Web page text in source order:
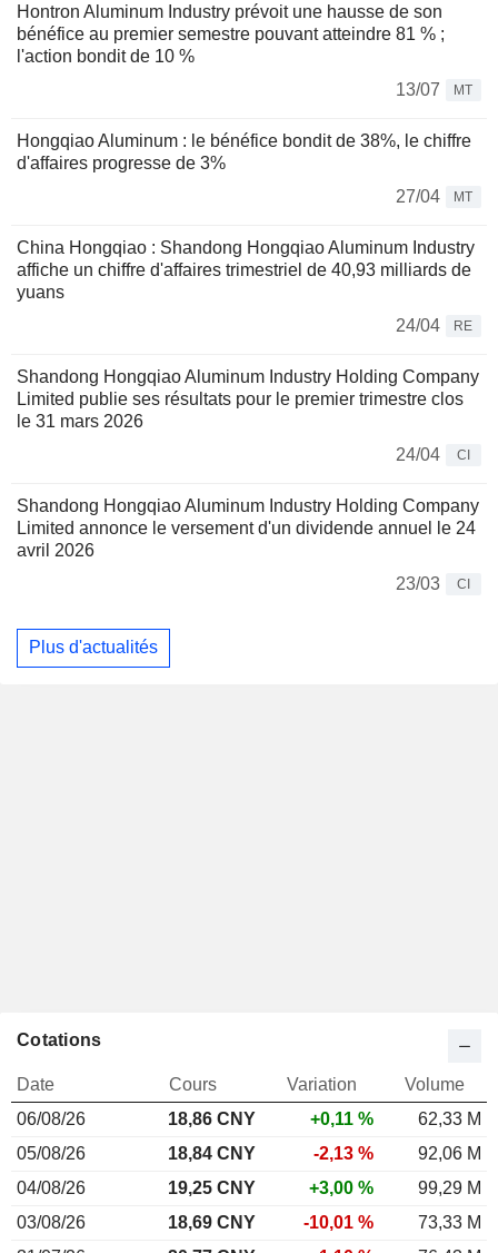
Hontron Aluminum Industry prévoit une hausse de son
bénéfice au premier semestre pouvant atteindre 81 % ;
l'action bondit de 10 %
13/07
MT
Hongqiao Aluminum : le bénéfice bondit de 38%, le chiffre
d'affaires progresse de 3%
27/04
MT
China Hongqiao : Shandong Hongqiao Aluminum Industry
affiche un chiffre d'affaires trimestriel de 40,93 milliards de
yuans
24/04
RE
Shandong Hongqiao Aluminum Industry Holding Company
Limited publie ses résultats pour le premier trimestre clos
le 31 mars 2026
24/04
CI
Shandong Hongqiao Aluminum Industry Holding Company
Limited annonce le versement d'un dividende annuel le 24
avril 2026
23/03
CI
Plus d'actualités
Cotations
Date Cours Variation
Volume
06/08/26
18,86 CNY +0,11 %
62,33 M
05/08/26
18,84 CNY -2,13 %
92,06 M
04/08/26
19,25 CNY +3,00 %
99,29 M
03/08/26
18,69 CNY -10,01 %
73,33 M